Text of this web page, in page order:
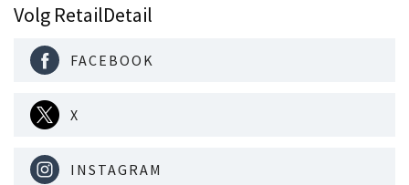
Volg RetailDetail
FACEBOOK
X
INSTAGRAM